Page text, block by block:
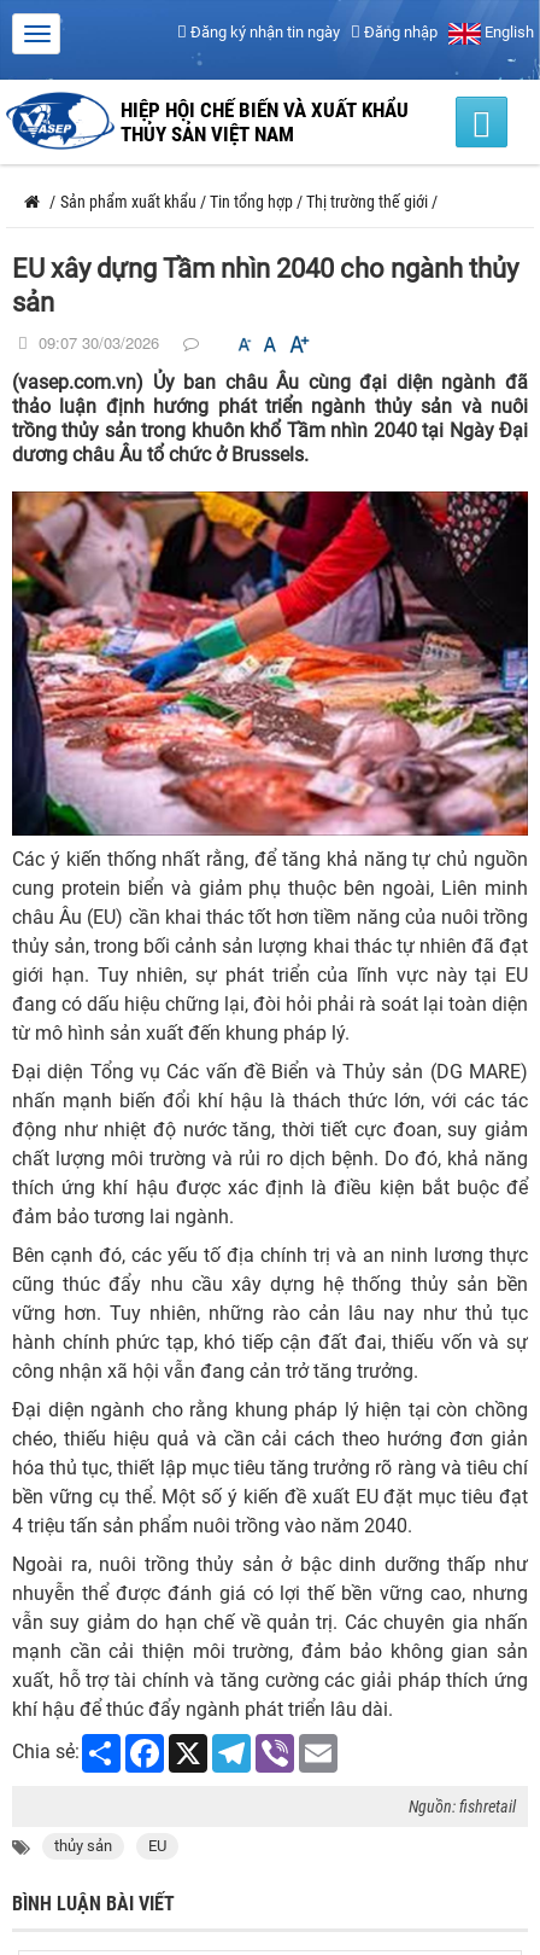
Đăng ký nhận tin ngày Đăng nhập English
HIỆP HỘI CHẾ BIẾN VÀ XUẤT KHẨU
THỦY SẢN VIỆT NAM
/ Sản phẩm xuất khẩu /Tin tổng hợp /Thị trường thế giới /
EU xây dựng Tầm nhìn 2040 cho ngành thủy
sản
09:07 30/03/2026
(vasep.com.vn) Ủy ban châu Âu cùng đại diện ngành đã
thảo luận định hướng phát triển ngành thủy sản và nuôi
trồng thủy sản trong khuôn khổ Tầm nhìn 2040 tại Ngày Đại
dương châu Âu tổ chức ở Brussels.
Các ý kiến thống nhất rằng, để tăng khả năng tự chủ nguồn
cung protein biển và giảm phụ thuộc bên ngoài, Liên minh
châu Âu (EU) cần khai thác tốt hơn tiềm năng của nuôi trồng
thủy sản, trong bối cảnh sản lượng khai thác tự nhiên đã đạt
giới hạn. Tuy nhiên, sự phát triển của lĩnh vực này tại EU
đang có dấu hiệu chững lại, đòi hỏi phải rà soát lại toàn diện
từ mô hình sản xuất đến khung pháp lý.
Đại diện Tổng vụ Các vấn đề Biển và Thủy sản (DG MARE)
nhấn mạnh biến đổi khí hậu là thách thức lớn, với các tác
động như nhiệt độ nước tăng, thời tiết cực đoan, suy giảm
chất lượng môi trường và rủi ro dịch bệnh. Do đó, khả năng
thích ứng khí hậu được xác định là điều kiện bắt buộc để
đảm bảo tương lai ngành.
Bên cạnh đó, các yếu tố địa chính trị và an ninh lương thực
cũng thúc đẩy nhu cầu xây dựng hệ thống thủy sản bền
vững hơn. Tuy nhiên, những rào cản lâu nay như thủ tục
hành chính phức tạp, khó tiếp cận đất đai, thiếu vốn và sự
công nhận xã hội vẫn đang cản trở tăng trưởng.
Đại diện ngành cho rằng khung pháp lý hiện tại còn chồng
chéo, thiếu hiệu quả và cần cải cách theo hướng đơn giản
hóa thủ tục, thiết lập mục tiêu tăng trưởng rõ ràng và tiêu chí
bền vững cụ thể. Một số ý kiến đề xuất EU đặt mục tiêu đạt
4 triệu tấn sản phẩm nuôi trồng vào năm 2040.
Ngoài ra, nuôi trồng thủy sản ở bậc dinh dưỡng thấp như
nhuyễn thể được đánh giá có lợi thế bền vững cao, nhưng
vẫn suy giảm do hạn chế về quản trị. Các chuyên gia nhấn
mạnh cần cải thiện môi trường, đảm bảo không gian sản
xuất, hỗ trợ tài chính và tăng cường các giải pháp thích ứng
khí hậu để thúc đẩy ngành phát triển lâu dài.
Chia sẻ:
Share Facebook
X Telegram
Viber
Nguồn: fishretail
thủy sản EU
BÌNH LUẬN BÀI VIẾT